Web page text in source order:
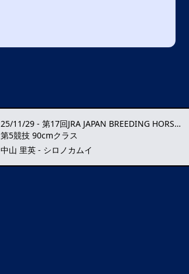
25/11/29 - 第17回JRA JAPAN BREEDING HORSE SHOW
第5競技 90cmクラス
中山 里英 - シロノカムイ